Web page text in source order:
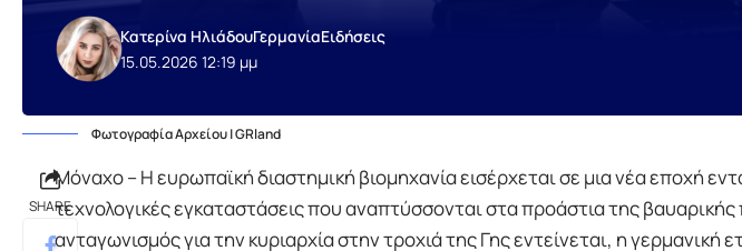
15.05.2026 12:19 μμ
Κατερίνα ΗλιάδουΓερμανίαΕιδήσεις
Φωτογραφία Αρχείου | GRland
SHARE
Μόναχο – Η ευρωπαϊκή διαστημική βιομηχανία εισέρχεται σε μια νέα εποχή
τεχνολογικές εγκαταστάσεις που αναπτύσσονται στα προάστια της
ανταγωνισμός για την κυριαρχία στην τροχιά της Γης εντείνεται, η γερμανική